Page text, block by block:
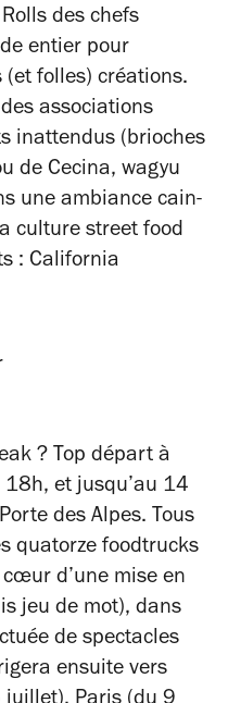
des chefs
entier pour
folles) créations.
associations
inattendus (brioches
de Cecina, wagyu
une ambiance cain-
culture street food
: California
? Top départ à
et jusqu’au 14
des Alpes. Tous
quatorze foodtrucks
d’une mise en
jeu de mot), dans
de spectacles
ensuite vers